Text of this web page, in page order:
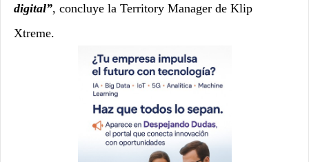
digital”, concluye la Territory Manager de Klip
Xtreme.